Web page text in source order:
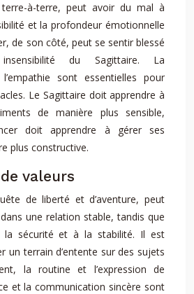
à-terre, peut avoir du mal à
et la profondeur émotionnelle
de son côté, peut se sentir blessé
du Sagittaire. La
sont essentielles pour
Le Sagittaire doit apprendre à
de manière plus sensible,
doit apprendre à gérer ses
plus constructive.
valeurs
de liberté et d’aventure, peut
une relation stable, tandis que
la sécurité et à la stabilité. Il est
un terrain d’entente sur des sujets
la routine et l’expression de
et la communication sincère sont